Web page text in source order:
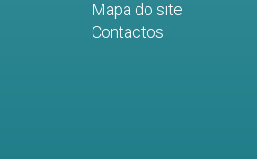
Mapa do site
Contactos